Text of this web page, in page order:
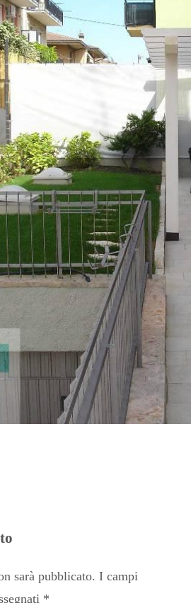
sarà pubblicato. I campi
*